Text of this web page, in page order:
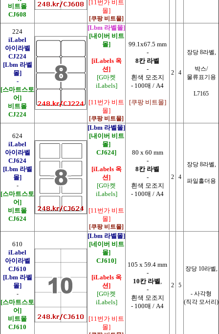
비트몰
CJ608
[11번가 비트
몰]
[쿠팡 비트몰]
224
iLabel
아이라벨
CJ224
[Lbm 라벨
몰]
-
[스마트스토
어]
비트몰
CJ224
[Lbm 라벨몰]
[내이버 비트
몰]
[iLabels 옥
션]
[G마켓
iLabels]
[11번가 비트
몰]
[쿠팡 비트몰]
99.1x67.5 mm
-
8칸 라벨
-
흰색 모조지
- 100매 / A4
[쿠팡 비트몰]
2 4
장당 8라벨,
박스/
물류표기용
L7165
624
iLabel
아이라벨
CJ624
[Lbm 라벨
몰]
-
[스마트스토
어]
비트몰
CJ624
[Lbm 라벨몰]
[내이버 비트
몰]
CJ624]
[iLabels 옥
션]
[G마켓
iLabels]
[11번가 비트
몰]
[쿠팡 비트몰]
80 x 60 mm
-
8칸 라벨
-
흰색 모조지
- 100매 / A4
2 4
장당 8라벨,
파일홀더용
610
iLabel
아이라벨
CJ610
[Lbm 라벨
몰]
-
[스마트스토
어]
비트몰
CJ610
[Lbm 라벨몰]
[네이버 비트
몰]
CJ610]
[iLabels 옥
션]
[G마켓
iLabels]
[11번가 비트
몰]
105 x 59.4 mm
-
10칸 라벨
-
흰색 모조지
- 100매 / A4
2 5
장당 10라벨,
- 사각형
(직각 모서리)